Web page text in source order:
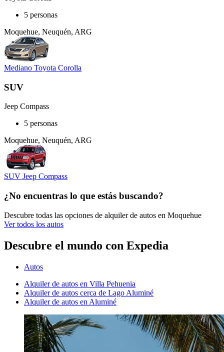
5 personas
Moquehue, Neuquén, ARG
Mediano Toyota Corolla
SUV
Jeep Compass
5 personas
Moquehue, Neuquén, ARG
SUV Jeep Compass
¿No encuentras lo que estás buscando?
Descubre todas las opciones de alquiler de autos en Moquehue
Ver todos los autos
Descubre el mundo con Expedia
Autos
Alquiler de autos en Villa Pehuenia
Alquiler de autos cerca de Lago Aluminé
Alquiler de autos en Aluminé